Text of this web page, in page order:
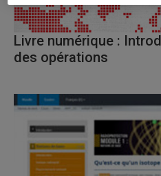
Livre numérique :
des opérations